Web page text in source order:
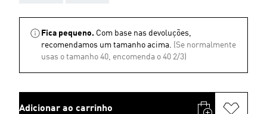
Fica pequeno. Com base nas devoluções,
recomendamos um tamanho acima. (Se normalmente
usas o tamanho 40, encomenda o 40 2/3)
Adicionar ao carrinho